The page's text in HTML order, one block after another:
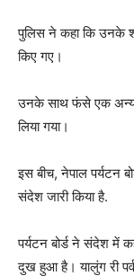
पुलिस ने कहा कि उनके
किए गए।
उनके साथ फंसे एक अन्य
लिया गया।
इस बीच, नेपाल पर्यटन
संदेश जारी किया है.
पर्यटन बोर्ड ने संदेश में
दुख हुआ है। यालुंग री